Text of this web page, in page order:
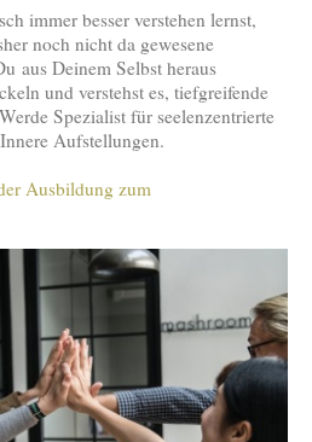
immer besser verstehen lernst,
noch nicht da gewesene
aus Deinem Selbst heraus
und verstehst es, tiefgreifende
Spezialist für seelenzentrierte
Aufstellungen.
Ausbildung zum